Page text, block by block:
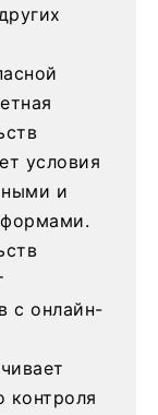
условия
и
с онлайн-
контроля